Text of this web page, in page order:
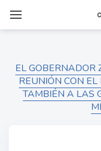
EL GOBERNADOR
REUNIÓN CON EL
TAMBIÉN A LAS